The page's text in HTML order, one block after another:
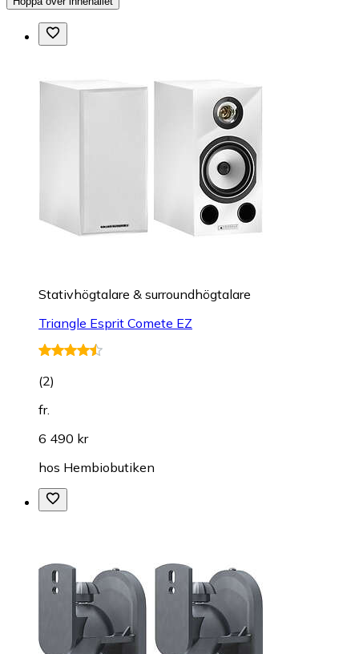
Stativhögtalare & surroundhögtalare
Triangle Esprit Comete EZ
(2)
fr.
6 490 kr
hos Hembiobutiken